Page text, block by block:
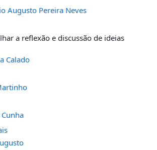
Augusto Pereira Neves
a reflexão e discussão de ideias
Calado